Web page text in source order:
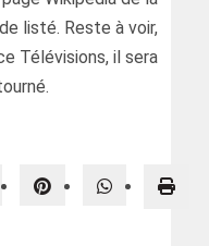
listé. Reste à voir,
Télévisions, il sera